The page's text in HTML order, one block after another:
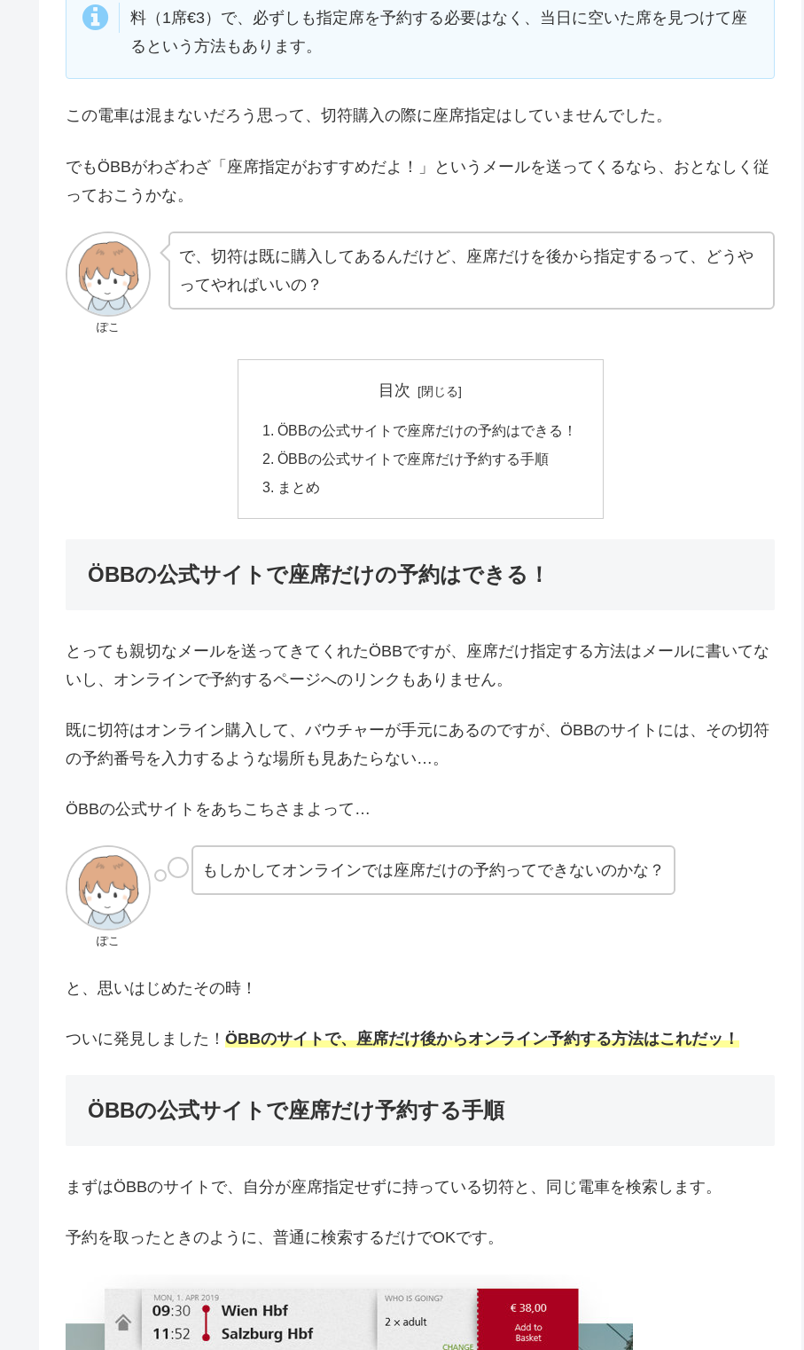
料（1席€3）で、必ずしも指定席を予約する必要はなく、当日に空いた席を見つけて座
るという方法もあります。
この電車は混まないだろう思って、切符購入の際に座席指定はしていませんでした。
でもÖBBがわざわざ「座席指定がおすすめだよ！」というメールを送ってくるなら、おとなしく従
っておこうかな。
ぽこ
で、切符は既に購入してあるんだけど、座席だけを後から指定するって、どうや
ってやればいいの？
目次
ÖBBの公式サイトで座席だけの予約はできる！
ÖBBの公式サイトで座席だけ予約する手順
まとめ
ÖBBの公式サイトで座席だけの予約はできる！
とっても親切なメールを送ってきてくれたÖBBですが、座席だけ指定する方法はメールに書いてな
いし、オンラインで予約するページへのリンクもありません。
既に切符はオンライン購入して、バウチャーが手元にあるのですが、ÖBBのサイトには、その切符
の予約番号を入力するような場所も見あたらない…。
ÖBBの公式サイトをあちこちさまよって…
ぽこ
もしかしてオンラインでは座席だけの予約ってできないのかな？
と、思いはじめたその時！
ついに発見しました！ ÖBBのサイトで、座席だけ後からオンライン予約する方法はこれだッ！
ÖBBの公式サイトで座席だけ予約する手順
まずはÖBBのサイトで、自分が座席指定せずに持っている切符と、同じ電車を検索します。
予約を取ったときのように、普通に検索するだけでOKです。